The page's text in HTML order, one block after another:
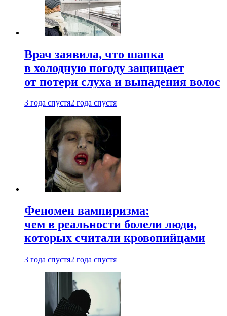
Врач заявила, что шапка
в холодную погоду защищает
от потери слуха и выпадения волос
3 года спустя2 года спустя
Феномен вампиризма:
чем в реальности болели люди,
которых считали кровопийцами
3 года спустя2 года спустя